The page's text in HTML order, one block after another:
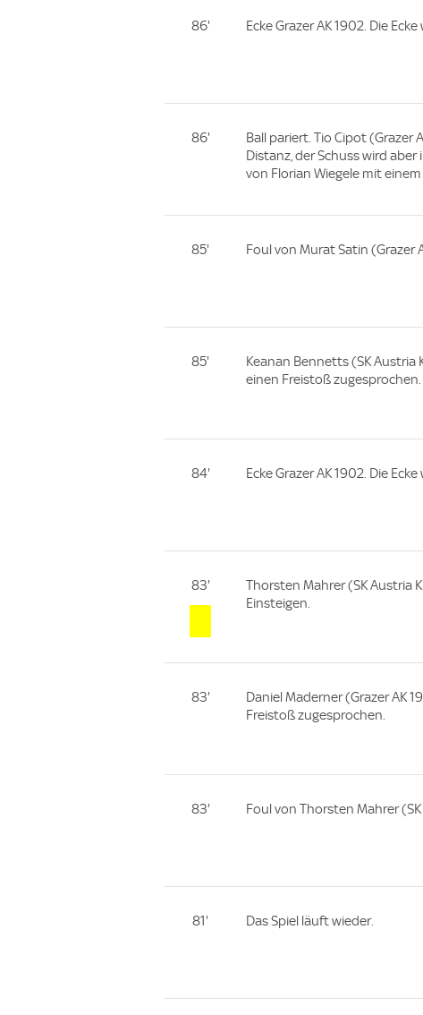
86' Ecke Grazer AK 1902. Die
86'
Ball pariert. Tio Cipot (Grazer
Distanz, der Schuss wird
von Florian Wiegele mit einem
85' Foul von Murat Satin (Grazer
85'
Keanan Bennetts (SK
einen Freistoß zugesprochen.
84' Ecke Grazer AK 1902. Die
83'
Thorsten Mahrer (SK Austria
Einsteigen.
83'
Daniel Maderner (Grazer AK
Freistoß zugesprochen.
83' Foul von Thorsten Mahrer
81' Das Spiel läuft wieder.